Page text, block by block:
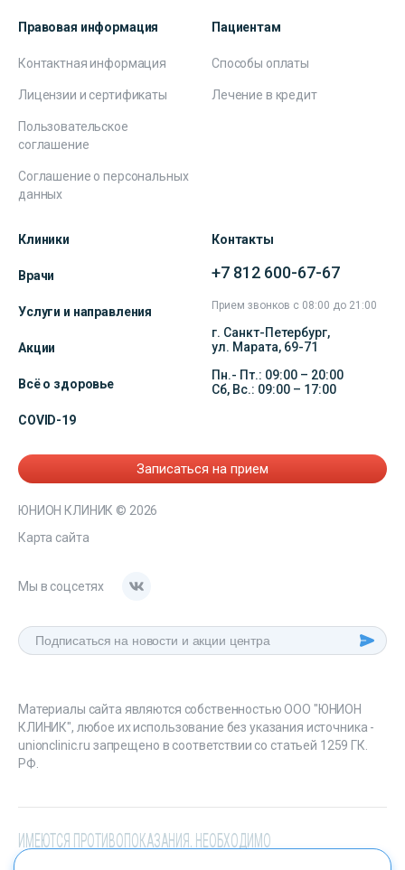
Правовая информация
Контактная информация
Лицензии и сертификаты
Пользовательское
соглашение
Соглашение о персональных
данных
Пациентам
Способы оплаты
Лечение в кредит
Клиники
Врачи
Услуги и направления
Акции
Всё о здоровье
COVID-19
Контакты
+7 812 600-67-67
Прием звонков с 08:00 до 21:00
г. Санкт-Петербург,
ул. Марата, 69-71
Пн.- Пт.: 09:00 – 20:00
Сб, Вс.: 09:00 – 17:00
Записаться на прием
ЮНИОН КЛИНИК © 2026
Карта сайта
Мы в соцсетях
Материалы сайта являются собственностью ООО "ЮНИОН
КЛИНИК", любое их использование без указания источника -
unionclinic.ru запрещено в соответствии со статьей 1259 ГК.
РФ.
ИМЕЮТСЯ ПРОТИВОПОКАЗАНИЯ. НЕОБХОДИМО